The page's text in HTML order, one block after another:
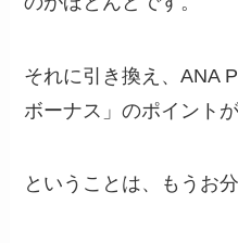
それに引き換え、ANA
ボーナス」のポイント
ということは、もうお